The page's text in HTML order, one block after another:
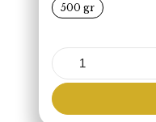
500 gr
Molida
Magra
(Libre
Pastoreo)
cantidad